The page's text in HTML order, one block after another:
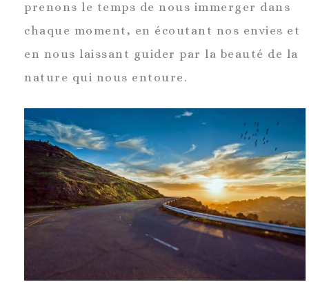
prenons le temps de nous immerger dans
chaque moment, en écoutant nos envies et
en nous laissant guider par la beauté de la
nature qui nous entoure.